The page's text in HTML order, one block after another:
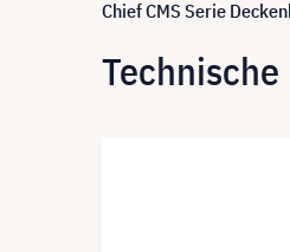
Chief CMS Serie
Technische